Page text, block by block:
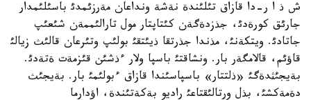
ش ذ ا ر-دا قازاق تئلئندة نةشة ونداعان مةرزئمدئ باسئلئمدار
جارئق كورةدئ، جذزدةگةن كئتاپتار مول تارالئممةن شئعئپ
جاتادئ. ويتكةنئ، مذندا جذرتقا ذيئتقئ بولئپ وتئرعان قالئث زيالئ
قاؤئم، قالامگةر بار. ونشاقتئ باسپا ولار ءذشئن قئزمةت ةتةدئ.
بةيجئثدةگئ «ذلتتار» باسپاسئندا قازاق ءبولئمئ بار. بةيجئث
دةمةكشئ، بذل ورتالئقتاعئ راديو بةكةتئندة، اؤدارما